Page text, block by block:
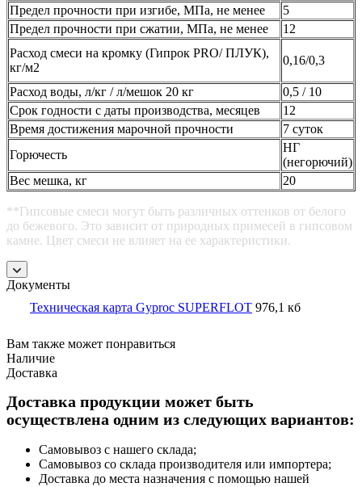
Предел прочности при изгибе, МПа, не менее
5
Предел прочности при сжатии, МПа, не менее
12
Расход смеси на кромку (Гипрок PRO/ ПЛУК),
кг/м2
0,16/0,3
Расход воды, л/кг / л/мешок 20 кг
0,5 / 10
Срок годности с даты производства, месяцев
12
Время достижения марочной прочности
7 суток
Горючесть
НГ
(негорючий)
Вес мешка, кг
20
**Гипсовые смеси могут быть различных оттенков от белого
до бежевого. Это зависит от природных примесей в гипсовом
камне. Цвет смеси не влияет на ее характеристики.
Документы
Техническая карта Gyproc SUPERFLOT 976,1 кб
Вам также может понравиться
Наличие
Доставка
Доставка продукции может быть
осуществлена одним из следующих вариантов:
Самовывоз с нашего склада;
Самовывоз со склада производителя или импортера;
Доставка до места назначения с помощью нашей